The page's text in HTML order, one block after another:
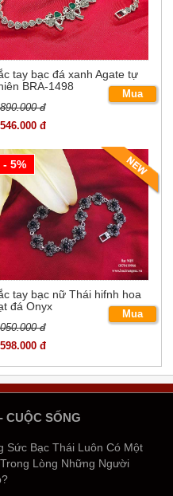
xảo không đụng
tay bạc đá xanh Agate tự
BRA-1498
đ
đ
Mua
ngay
- 5%
tay bạc nữ Thái hifnh hoa
đá Onyx
đ
đ
Mua
ngay
CUỘC SỐNG
Sức Bạc Thái Luôn Có Một
Lòng Những Người